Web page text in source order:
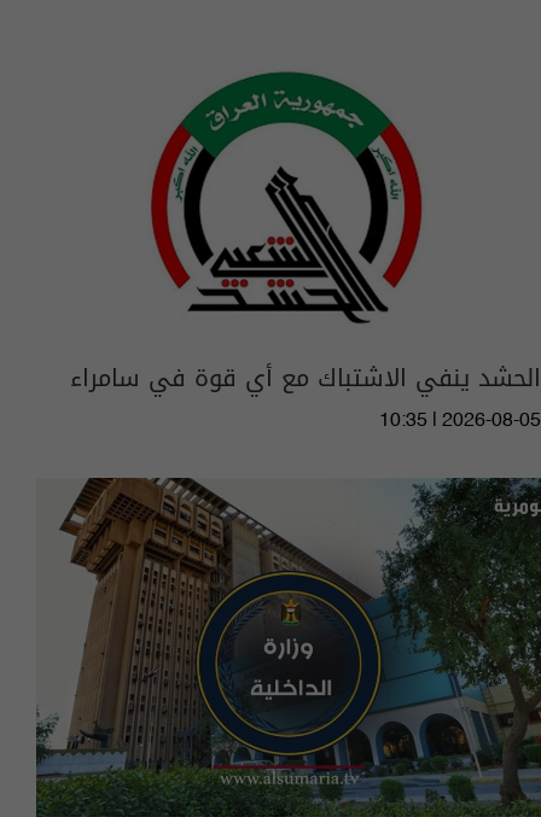
الحشد ينفي الاشتباك مع أي قوة في سامراء
10:35 | 2026-08-05